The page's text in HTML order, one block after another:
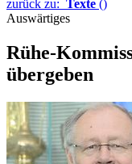
zurück zu: Texte ()
Auswärtiges
Rühe-
übergeben